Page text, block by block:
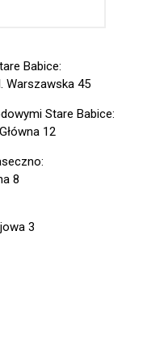
Babice:
Warszawska 45
Stare Babice:
12
8
3